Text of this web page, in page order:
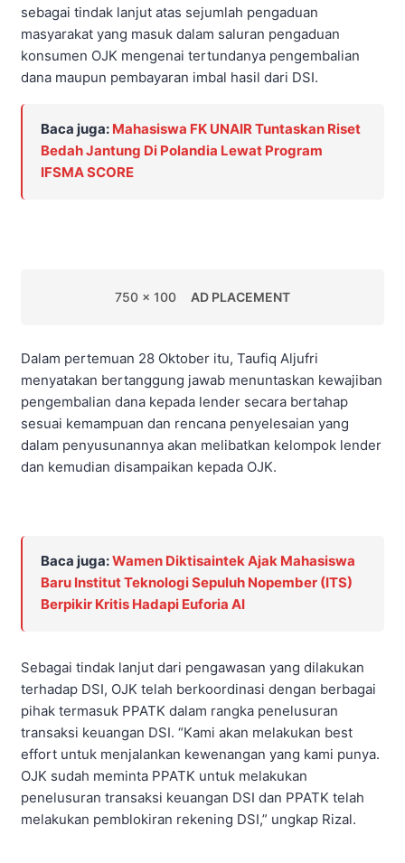
sebagai tindak lanjut atas sejumlah pengaduan
masyarakat yang masuk dalam saluran pengaduan
konsumen OJK mengenai tertundanya pengembalian
dana maupun pembayaran imbal hasil dari DSI.
Baca juga: Mahasiswa FK UNAIR Tuntaskan Riset
Bedah Jantung Di Polandia Lewat Program
IFSMA SCORE
750 x 100 AD PLACEMENT
Dalam pertemuan 28 Oktober itu, Taufiq Aljufri
menyatakan bertanggung jawab menuntaskan kewajiban
pengembalian dana kepada lender secara bertahap
sesuai kemampuan dan rencana penyelesaian yang
dalam penyusunannya akan melibatkan kelompok lender
dan kemudian disampaikan kepada OJK.
Baca juga:Wamen Diktisaintek Ajak Mahasiswa
Baru Institut Teknologi Sepuluh Nopember (ITS)
Berpikir Kritis Hadapi Euforia AI
Sebagai tindak lanjut dari pengawasan yang dilakukan
terhadap DSI, OJK telah berkoordinasi dengan berbagai
pihak termasuk PPATK dalam rangka penelusuran
transaksi keuangan DSI. “Kami akan melakukan best
effort untuk menjalankan kewenangan yang kami punya.
OJK sudah meminta PPATK untuk melakukan
penelusuran transaksi keuangan DSI dan PPATK telah
melakukan pemblokiran rekening DSI,” ungkap Rizal.